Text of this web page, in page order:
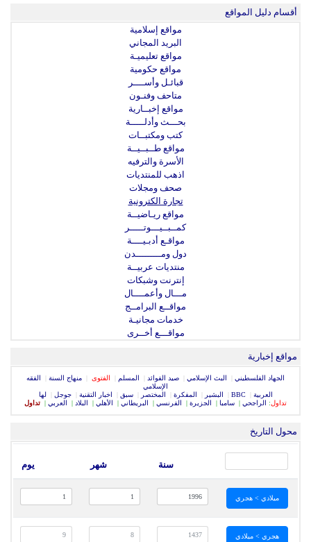
أقسام دليل المواقع
مواقع إسلامية
البريد المجاني
مواقع تعليميـة
مواقع حكومية
قبائـل وأســــر
متاحف وفنـون
مواقع إخبــارية
بحـــث وأدلـــــة
كتب ومكتبــات
مواقع طــبــيــة
الأسرة والترفيه
اذهب للمنتديات
صحف ومجلات
تجارة الكترونية
مواقع ريـاضيــة
كمــبــيـــوتـــــر
مواقـع أدبـيــــة
دول ومـــــــــدن
منتديات عربيــة
إنترنت وشبكات
مـــال وأعمــــال
مواقــع البرامــج
خدمات مجانيـة
مواقـــع أخــرى
مواقع إخبارية
الجهاد الفلسطيني البث الإسلامي صيد الفوائد المسلم الفتوى منهاج السنة
الفقه
الإسلامي
العربية |
BBC البشير المفكرة المختصر |سبق اخبار التقنية |جوجل
لها
تداول: الراجحي | سامبا | الجزيرة | الفرنسي | البريطاني | الأهلي | البلاد | العربي | تداول
محول التاريخ
سنة شهر يوم